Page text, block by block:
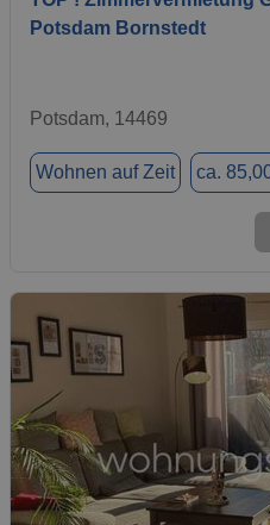
Potsdam Bornstedt
Potsdam, 14469
Wohnen auf Zeit ca.